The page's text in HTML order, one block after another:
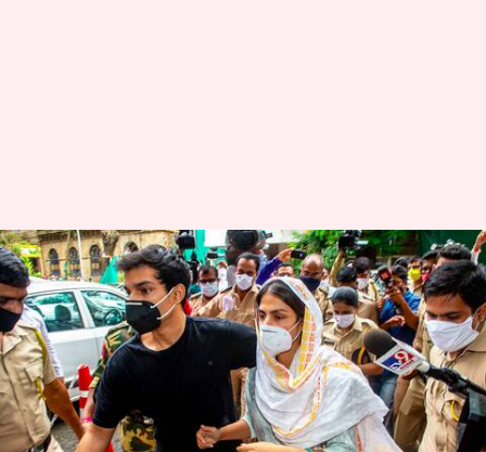
ड्रग्स मामले में रिया के भाई शौविक
चक्रवर्ती और सैमुअल मिरांडा
गिरफ्तार
लेखन प्रमोद कुमार Sep 04, 2020 10:50 pm
क्या है खबर?